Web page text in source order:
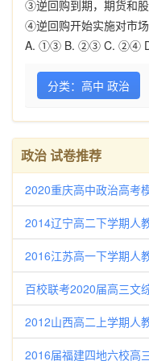
③逆回购到期，期货和
④逆回购开始实施对市
A. ①③ B. ②③ C. ②④
分类：高中 政治
政治 试卷推荐
2020重庆高中政治高考
2014辽宁高二下学期人
2016江苏高一下学期人
百校联考2020届高三文
2012山西高二上学期人
2016届福建四地六校高